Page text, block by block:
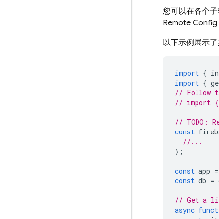
您可以在各个
Remote Config
以下示例展示
import {
import {
// Follow
// import
// TODO:
const
//...
};
const app =
const db =
// Get a
async